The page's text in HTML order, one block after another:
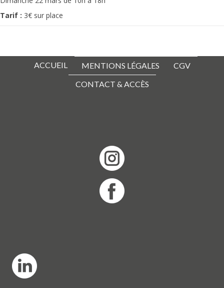
Tarif : 3€ sur place
ACCUEIL MENTIONS LÉGALES
CGV
CONTACT & ACCÈS